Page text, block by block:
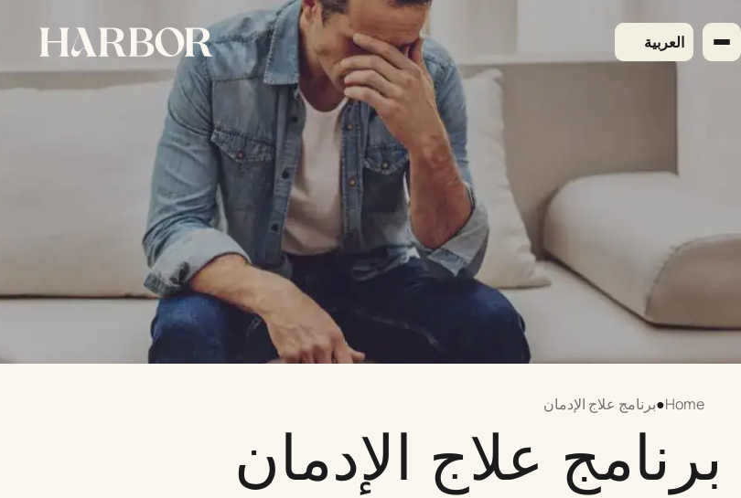
إلى
المحتوى
العربية
Home
●برنامج علاج الإدمان
برنامج علاج الإدمان